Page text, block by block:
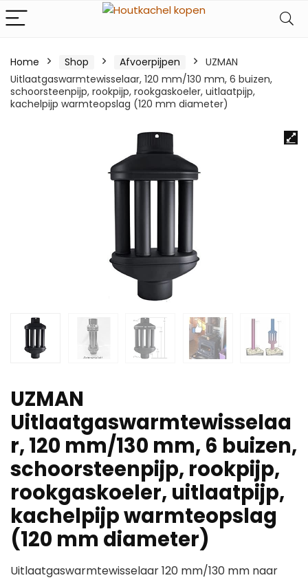
Home Shop Afvoerpijpen
UZMAN
Uitlaatgaswarmtewisselaar, 120 mm/130 mm, 6 buizen,
schoorsteenpijp, rookpijp, rookgaskoeler, uitlaatpijp,
kachelpijp warmteopslag (120 mm diameter)
UZMAN
Uitlaatgaswarmtewisselaa
r, 120 mm/130 mm, 6 buizen,
schoorsteenpijp, rookpijp,
rookgaskoeler, uitlaatpijp,
kachelpijp warmteopslag
(120 mm diameter)
Uitlaatgaswarmtewisselaar 120 mm/130 mm naar